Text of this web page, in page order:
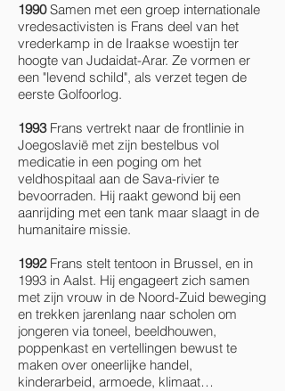
1990Samen met een groep internationale
vredesactivisten is Frans deel van het
vrederkamp in de Iraakse woestijn ter
hoogte van Judaidat-Arar. Ze vormen er
een "levend schild", als verzet tegen de
eerste Golfoorlog.
1993Frans vertrekt naar de frontlinie in
Joegoslavië met zijn bestelbus vol
medicatie in een poging om het
veldhospitaal aan de Sava-rivier te
bevoorraden. Hij raakt gewond bij een
aanrijding met een tank maar slaagt in de
humanitaire missie.
1992Frans stelt tentoon in Brussel, en in
1993 in Aalst. Hij engageert zich samen
met zijn vrouw in de Noord-Zuid beweging
en trekken jarenlang naar scholen om
jongeren via toneel, beeldhouwen,
poppenkast en vertellingen bewust te
maken over oneerlijke handel,
kinderarbeid, armoede, klimaat…